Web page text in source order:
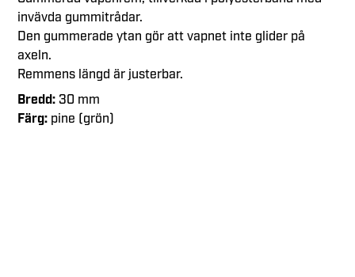
invävda gummitrådar.
Den gummerade ytan gör att vapnet inte glider på
axeln.
Remmens längd är justerbar.
Bredd:30 mm
Färg: pine (grön)